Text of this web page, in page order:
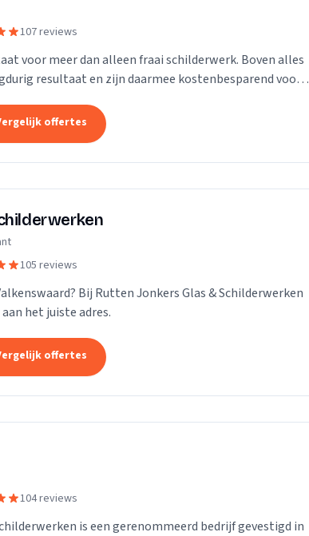
107 reviews
voor meer dan alleen fraai schilderwerk. Boven alles
resultaat en zijn daarmee kostenbesparend voor u
offertes
105 reviews
Bij Rutten Jonkers Glas & Schilderwerken
het juiste adres.
offertes
104 reviews
is een gerenommeerd bedrijf gevestigd in